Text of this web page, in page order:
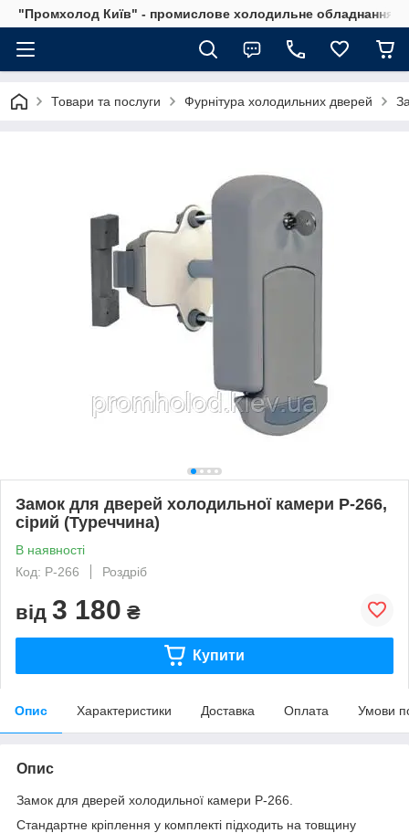
"Промхолод Київ" - промислове холодильне обладнання.
Товари та послуги Фурнітура холодильних дверей
Замок для дверей холодильної камери Р-266,
сірий (Туреччина)
В наявності
Код: Р-266
Роздріб
від 3 180 ₴
Купити
Опис Характеристики Доставка Оплата Умови
Опис
Замок для дверей холодильної камери P-266.
Стандартне кріплення у комплекті підходить на товщину